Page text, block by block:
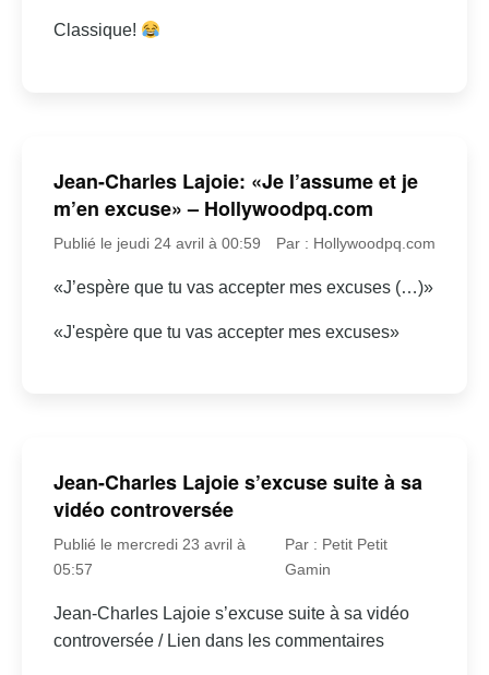
Classique!
Jean-Charles Lajoie: «Je l’assume et je
m’en excuse» – Hollywoodpq.com
Publié le jeudi 24 avril à 00:59 Par : Hollywoodpq.com
«J’espère que tu vas accepter mes excuses (…)»
«J'espère que tu vas accepter mes excuses»
Jean-Charles Lajoie s’excuse suite à sa
vidéo controversée
Publié le mercredi 23 avril à
05:57
Par : Petit Petit
Gamin
Jean-Charles Lajoie s’excuse suite à sa vidéo
controversée / Lien dans les commentaires